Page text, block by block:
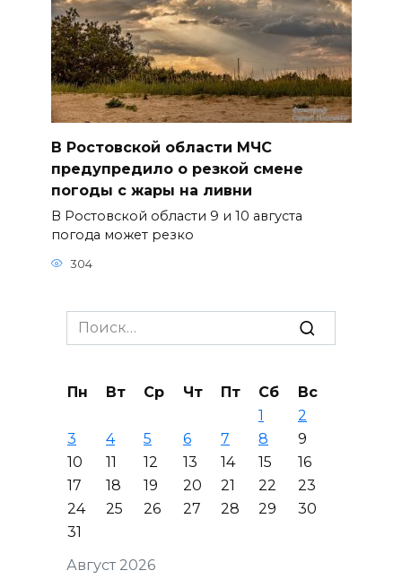
В Ростовской области МЧС
предупредило о резкой смене
погоды с жары на ливни
В Ростовской области 9 и 10 августа
погода может резко
304
Search
for:
Август 2026
Пн Вт Ср Чт Пт Сб
Вс
1
2
3
4 5 6 7 8
9
10
11 12 13 14 15
16
17
18 19 20 21 22
23
24
25 26 27 28 29
30
31